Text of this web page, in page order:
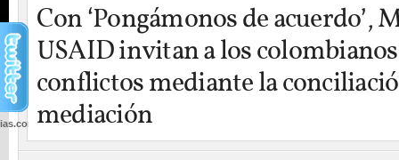
Con ‘Pongámonos de acuerdo’,
USAID invitan a los
conflictos mediante la
mediación
wp-